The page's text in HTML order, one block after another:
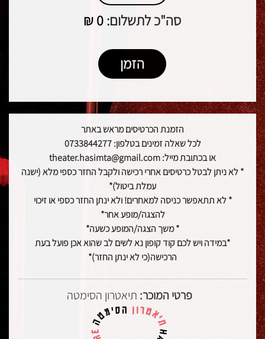
סה"כ לתשלום:0
₪
הזמן
הזמנת הכרטיסים מראש באתר
לכל שאלה זמינים בטלפון: 0733844277
או בכתובת מייל: theater.hasimta@gmail.com
* לא ניתן לבטל כרטיסים אחרי רכישה ולקבל החזר כספי מלא (ישנה
עמלת ביטול)*
* לא תתאפשר כניסה למאחרים! ולא ינתן החזר כספי או זיכוי
להצגה/מופע אחר*
* משך הצגה/המופע כשעה*
*במידה ויש לכם קוד קופון נא לשים לב שהוא אכן פועל בעת
הרכישה(כי לא ינתן החזר)*
פרטי המוכר: תיאטרון הסימטה